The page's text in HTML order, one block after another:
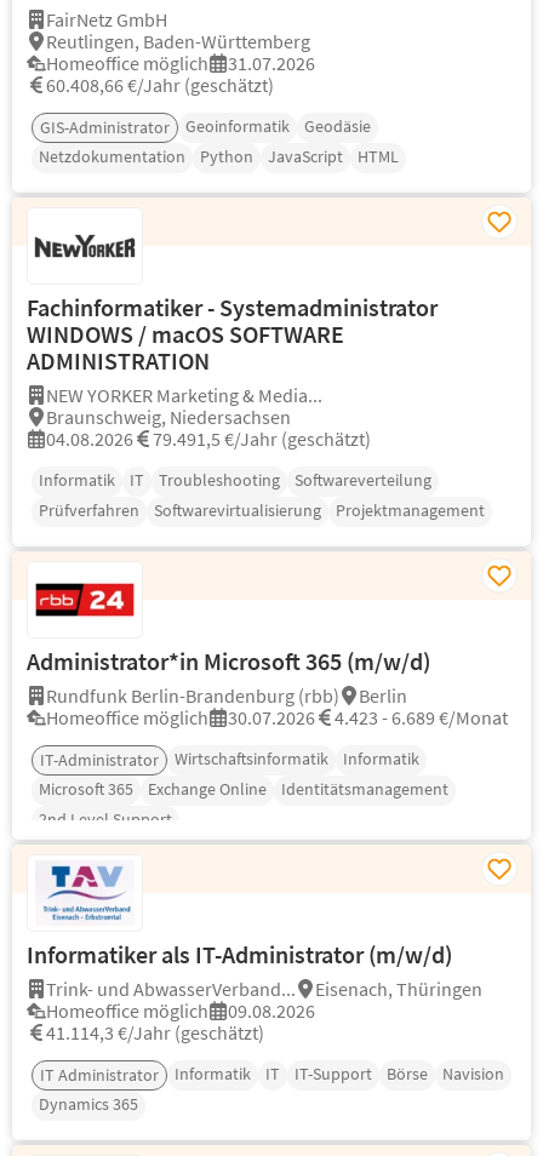
FairNetz GmbH
Reutlingen, Baden-Württemberg
Homeoffice möglich
31.07.2026
60.408,66 €/Jahr (geschätzt)
GIS-Administrator Geoinformatik
Geodäsie
Netzdokumentation
Python JavaScript HTML
Fachinformatiker - Systemadministrator
WINDOWS / macOS SOFTWARE
ADMINISTRATION
NEW YORKER Marketing & Media...
Braunschweig, Niedersachsen
04.08.2026
79.491,5 €/Jahr (geschätzt)
Informatik IT Troubleshooting
Softwareverteilung
Prüfverfahren
Softwarevirtualisierung Projektmanagement
Administrator*in Microsoft 365 (m/w/d)
Rundfunk Berlin-Brandenburg (rbb)
Berlin
Homeoffice möglich
30.07.2026 4.423 - 6.689 €/Monat
IT-Administrator Wirtschaftsinformatik
Informatik
Microsoft 365
Exchange Online
Identitätsmanagement
2nd Level Support
Informatiker als IT-Administrator (m/w/d)
Trink- und AbwasserVerband...
Eisenach, Thüringen
Homeoffice möglich
09.08.2026
41.114,3 €/Jahr (geschätzt)
IT Administrator Informatik IT IT-Support Börse
Navision
Dynamics 365